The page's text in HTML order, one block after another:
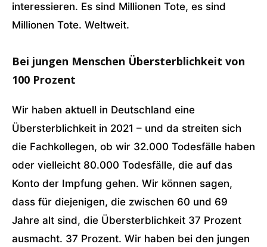
interessieren. Es sind Millionen Tote, es sind
Millionen Tote. Weltweit.
Bei jungen Menschen Übersterblichkeit von
100 Prozent
Wir haben aktuell in Deutschland eine
Übersterblichkeit in 2021 – und da streiten sich
die Fachkollegen, ob wir 32.000 Todesfälle haben
oder vielleicht 80.000 Todesfälle, die auf das
Konto der Impfung gehen. Wir können sagen,
dass für diejenigen, die zwischen 60 und 69
Jahre alt sind, die Übersterblichkeit 37 Prozent
ausmacht. 37 Prozent. Wir haben bei den jungen